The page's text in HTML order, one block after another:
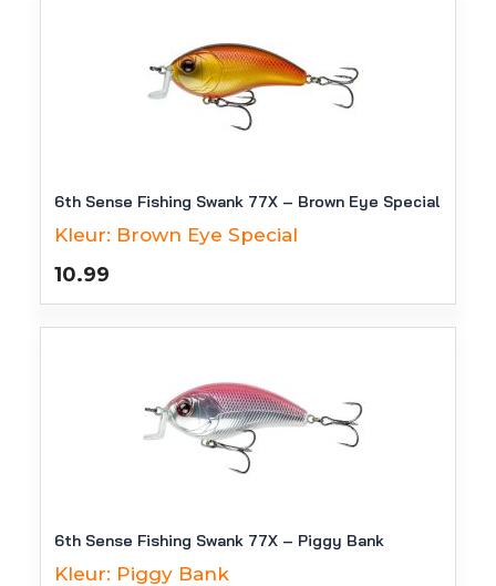
6th Sense Fishing Swank 77X – Brown Eye Special
Kleur: Brown Eye Special
10.99
6th Sense Fishing Swank 77X – Piggy Bank
Kleur: Piggy Bank